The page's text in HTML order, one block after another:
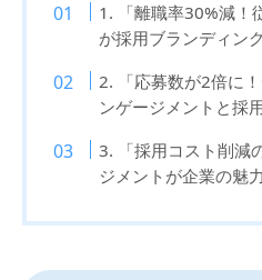
1. 「離職率30%減！
が採用ブランディン
2. 「応募数が2倍に
ンゲージメントと採
3. 「採用コスト削減
ジメントが企業の魅